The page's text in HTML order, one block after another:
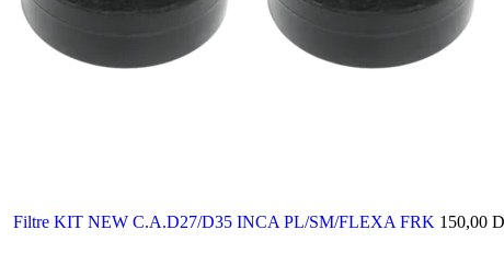
Filtre KIT NEW C.A.D27/D35 INCA PL/SM/FLEXA FRK 150,00